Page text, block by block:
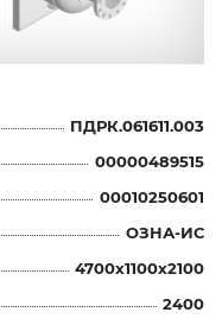
ПДРК.061611.003
00000489515
00010250601
ОЗНА-ИС
4700x1100x2100
2400